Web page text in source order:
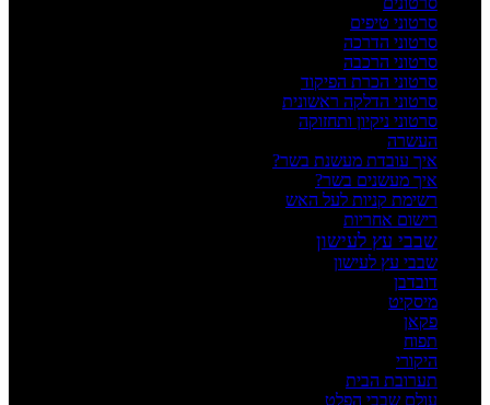
סרטוני טיפים
סרטוני הדרכה
סרטוני הרכבה
סרטוני הכרת הפיקוד
סרטוני הדלקה ראשונית
סרטוני ניקיון ותחזוקה
העשרה
איך עובדת מעשנת בשר?
איך מעשנים בשר?
רשימת קניות לעל האש
רישום אחריות
שבבי עץ לעישון
שבבי עץ לעישון
דובדבן
מיסקיט
פקאן
תפוח
היקורי
תערובת הבית
עולם שבבי הפלט